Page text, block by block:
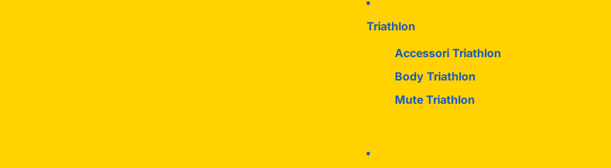
Triathlon
Accessori Triathlon
Body Triathlon
Mute Triathlon